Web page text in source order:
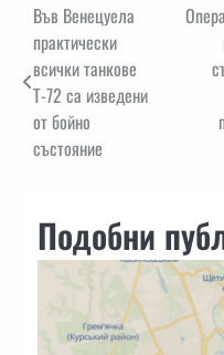
Навигация
Във Венецуела
практически
всички танкове
Т-72 са изведени
от бойно
състояние
Подобни